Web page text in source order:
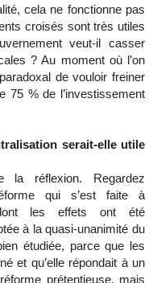
cela ne fonctionne pas
croisés sont très utiles
veut-il casser
? Au moment où l’on
de vouloir freiner
75 % de l’investissement
serait-elle utile
réflexion. Regardez
qui s’est faite à
les effets ont été
à la quasi-unanimité du
étudiée, parce que les
et qu’elle répondait à un
prétentieuse, mais